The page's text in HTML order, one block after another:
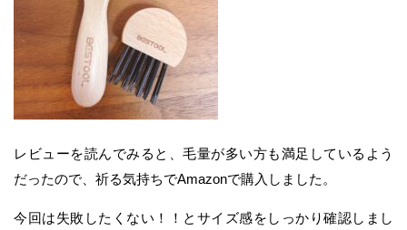
レビューを読んでみると、毛量が多い方も満足しているよう
だったので、祈る気持ちでAmazonで購入しました。
今回は失敗したくない！！とサイズ感をしっかり確認しまし